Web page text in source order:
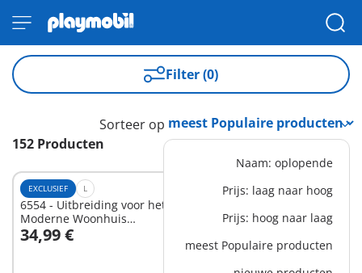
Filter (0)
152 Producten
Sorteer op
Naam: oplopende
Prijs: laag naar hoog
Prijs: hoog naar laag
meest Populaire producten
EXCLUSIEF L
6554 - Uitbreiding voor het
Moderne Woonhuis
(art.9266)
34,99 €
In winkelwagen
EXCLUSIEF XL
29,99 €
In winkelwagen